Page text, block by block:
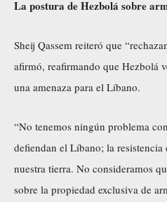
La postura de Hezbolá sobre
Sheij Qassem reiteró que
afirmó, reafirmando que Hezbolá
una amenaza para el Líbano.
“No tenemos ningún problema
defiendan el Líbano; la
nuestra tierra. No consideramos
sobre la propiedad exclusiva de